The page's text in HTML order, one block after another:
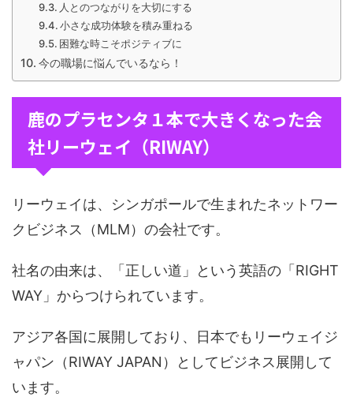
人とのつながりを大切にする
小さな成功体験を積み重ねる
困難な時こそポジティブに
今の職場に悩んでいるなら！
鹿のプラセンタ１本で大きくなった会
社リーウェイ（RIWAY）
リーウェイは、シンガポールで生まれたネットワー
クビジネス（MLM）の会社です。
社名の由来は、「正しい道」という英語の「RIGHT
WAY」からつけられています。
アジア各国に展開しており、日本でもリーウェイジ
ャパン（RIWAY JAPAN）としてビジネス展開して
います。